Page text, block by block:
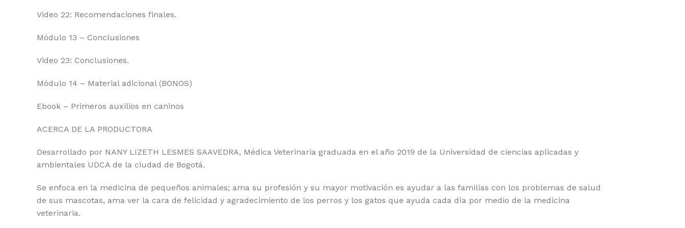
Video 22: Recomendaciones finales.
Módulo 13 – Conclusiones
Video 23: Conclusiones.
Módulo 14 – Material adicional (BONOS)
Ebook – Primeros auxilios en caninos
ACERCA DE LA PRODUCTORA
Desarrollado por NANY LIZETH LESMES SAAVEDRA, Médica Veterinaria graduada en el año 2019 de la Universidad de ciencias aplicadas y
ambientales UDCA de la ciudad de Bogotá.
Se enfoca en la medicina de pequeños animales; ama su profesión y su mayor motivación es ayudar a las familias con los problemas de salud
de sus mascotas, ama ver la cara de felicidad y agradecimiento de los perros y los gatos que ayuda cada día por medio de la medicina
veterinaria.